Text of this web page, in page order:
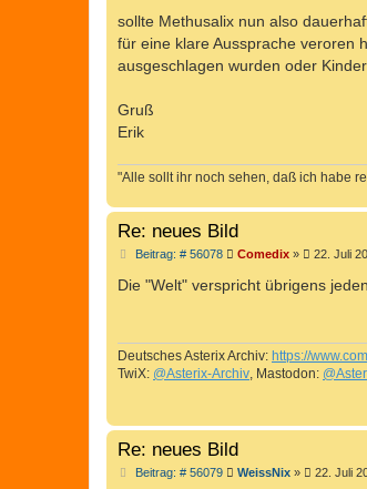
sollte Methusalix nun also
für eine klare Aussprache veroren
ausgeschlagen wurden oder
Gruß
Erik
"Alle sollt ihr noch sehen, daß ich habe
Re: neues Bild
Beitrag: # 56078B
i
t
Comedix» 22. Juli
Die "Welt" verspricht übrigens
Deutsches Asterix Archiv: https://
TwiX: @Asterix-Archiv , Mastodon:
Re: neues Bild
Beitrag: # 56079B WeissNix» 22. Juli